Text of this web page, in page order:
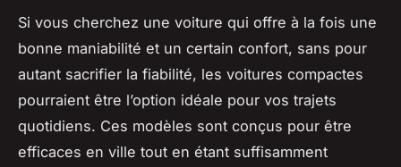
Si vous cherchez une voiture qui offre à la fois une
bonne maniabilité et un certain confort, sans pour
autant sacrifier la fiabilité, les voitures compactes
pourraient être l’option idéale pour vos trajets
quotidiens. Ces modèles sont conçus pour être
efficaces en ville tout en étant suffisamment